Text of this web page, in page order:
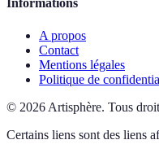
Informations
A propos
Contact
Mentions légales
Politique de
© 2026 Artisphère. Tous
Certains liens sont des liens